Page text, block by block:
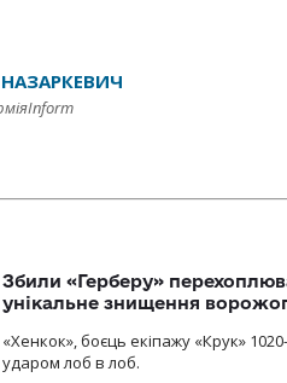
Збили «Герберу»
унікальне знищення
«Хенкок», боєць екіпажу «Крук»
ударом лоб в лоб.